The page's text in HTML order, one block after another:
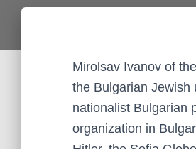
Mirolsav Ivanov of
the Bulgarian Jewish
nationalist Bulgarian
organization in